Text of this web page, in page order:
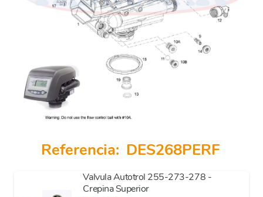
Referencia: DES268PERF
Valvula Autotrol 255-273-278 -
Crepina Superior